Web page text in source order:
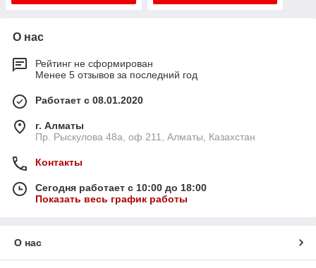
О нас
Рейтинг не сформирован
Менее 5 отзывов за последний год
Работает с 08.01.2020
г. Алматы
Пр. Рыскулова 48а, оф 211, Алматы, Казахстан
Контакты
Сегодня работает с 10:00 до 18:00
Показать весь график работы
О нас